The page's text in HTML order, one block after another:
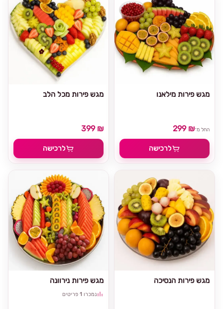
מגש פירות מכל הלב
399 ₪
לרכישה
מגש פירות מילאנו
החל מ־299 ₪
לרכישה
מגש פירות נירוונה
נמכרו 1 פריטים
מגש פירות הנסיכה